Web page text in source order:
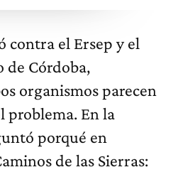
contra el Ersep y el
de Córdoba,
organismos parecen
problema. En la
porqué en
de las Sierras: